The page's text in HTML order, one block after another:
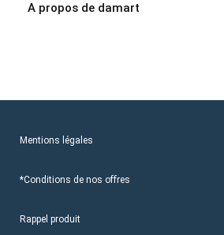
A propos de damart
Mentions légales
*Conditions de nos offres
Rappel produit